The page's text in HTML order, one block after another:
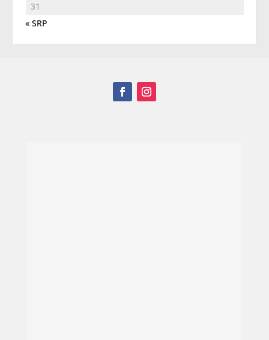
31
« SRP